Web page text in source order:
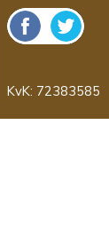
KvK: 72383585